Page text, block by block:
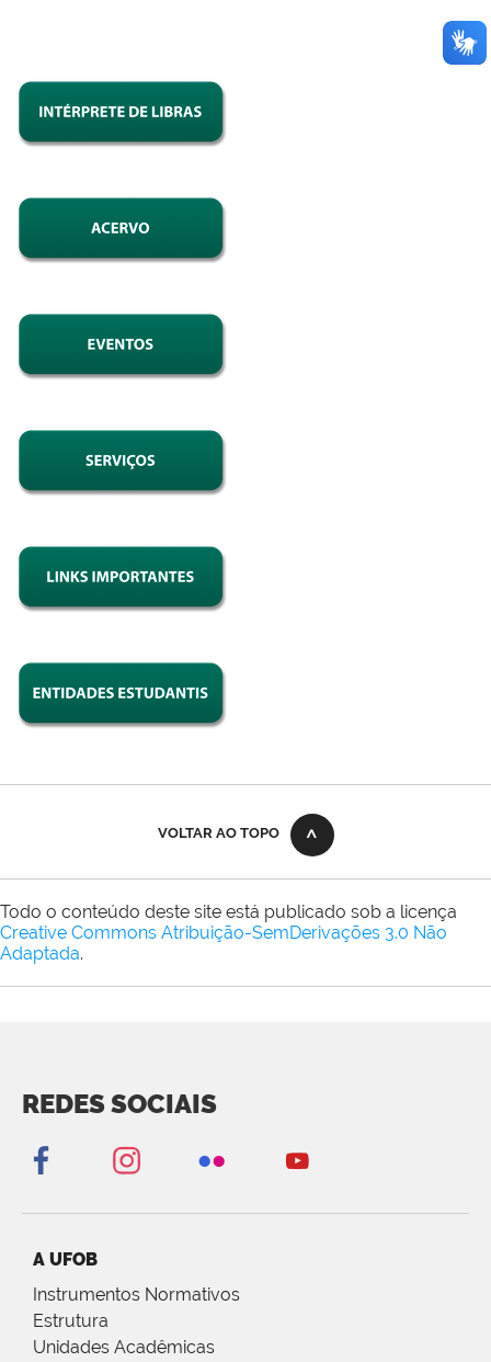
VOLTAR AO TOPO
Todo o conteúdo deste site está publicado sob a licença
Creative Commons Atribuição-SemDerivações 3.0 Não
Adaptada.
REDES SOCIAIS
A UFOB
Instrumentos Normativos
Estrutura
Unidades Acadêmicas